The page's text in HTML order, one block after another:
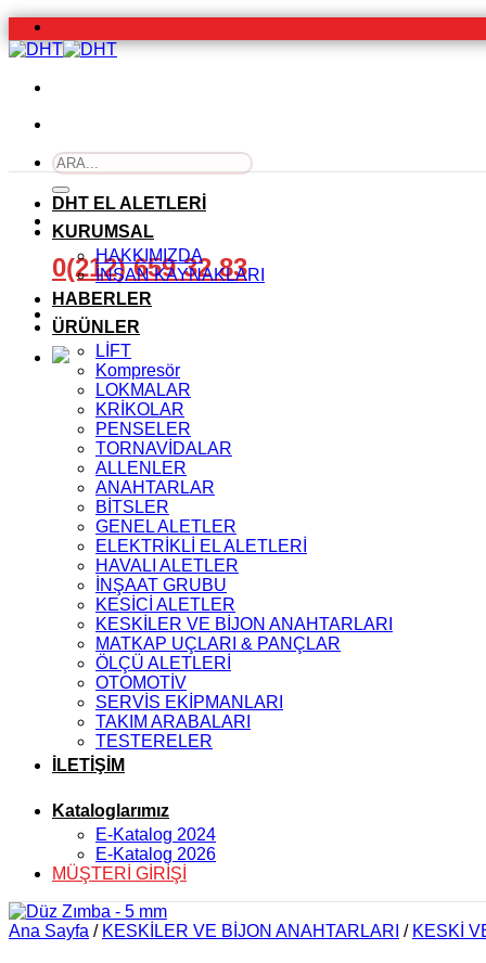
İçeriğe
atla
Ara:
0(212) 659 32 83
DHT EL ALETLERİ
KURUMSAL
HAKKIMIZDA
İNSAN KAYNAKLARI
HABERLER
ÜRÜNLER
LİFT
Kompresör
LOKMALAR
KRİKOLAR
PENSELER
TORNAVİDALAR
ALLENLER
ANAHTARLAR
BİTSLER
GENEL ALETLER
ELEKTRİKLİ EL ALETLERİ
HAVALI ALETLER
İNŞAAT GRUBU
KESİCİ ALETLER
KESKİLER VE BİJON ANAHTARLARI
MATKAP UÇLARI & PANÇLAR
ÖLÇÜ ALETLERİ
OTOMOTİV
SERVİS EKİPMANLARI
TAKIM ARABALARI
TESTERELER
İLETİŞİM
Kataloglarımız
E-Katalog 2024
E-Katalog 2026
MÜŞTERİ GİRİŞİ
Ana Sayfa / KESKİLER VE BİJON ANAHTARLARI / KESKİ